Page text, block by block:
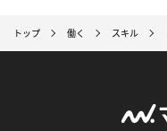
トップ 働く スキル